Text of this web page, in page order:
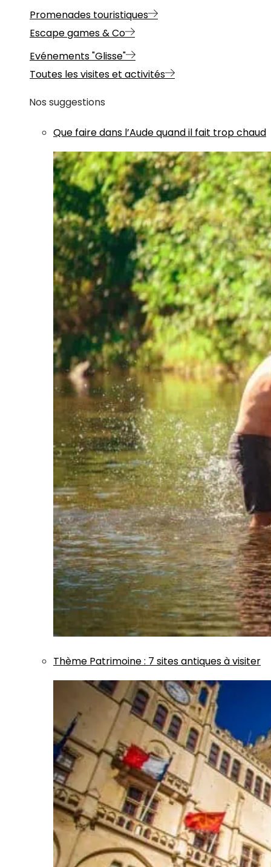
Promenades touristiques
Escape games & Co
Evénements "Glisse"
Toutes les visites et activités
Nos suggestions
Que faire dans l’Aude quand il fait trop chaud
Thème Patrimoine: 7 sites antiques à visiter